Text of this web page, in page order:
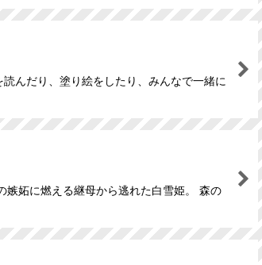
んだり、塗り絵をしたり、みんなで一緒に
嫉妬に燃える継母から逃れた白雪姫。 森の